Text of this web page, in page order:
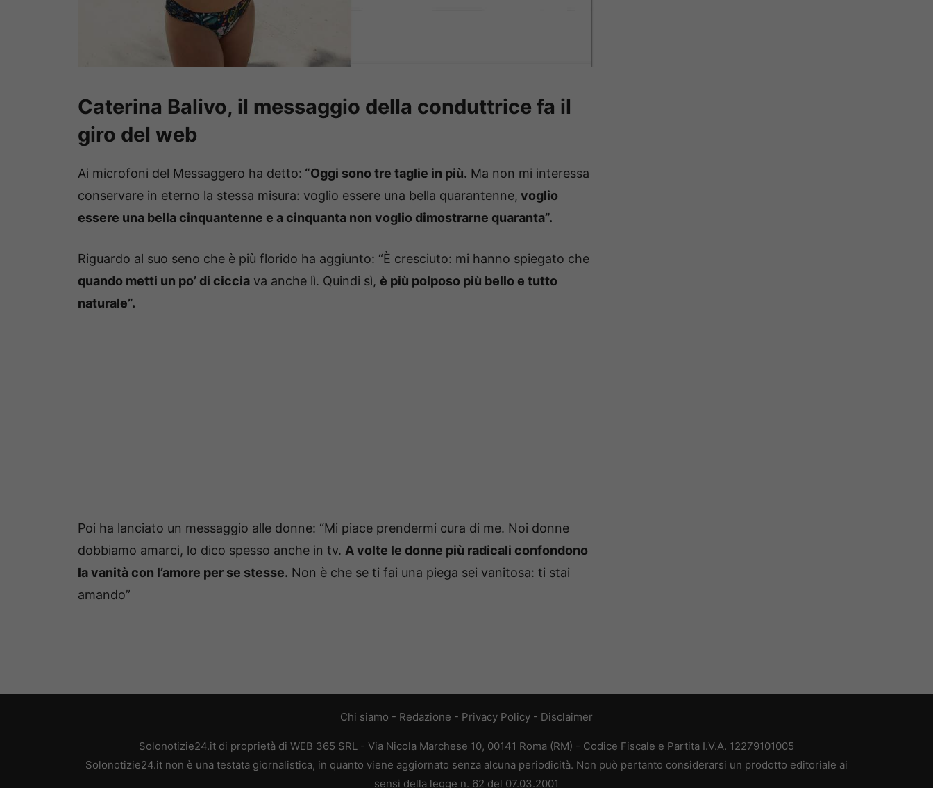
Caterina Balivo, il messaggio della conduttrice fa il
giro del web
Ai microfoni del Messaggero ha detto: “Oggi sono tre taglie in più. Ma non mi interessa
conservare in eterno la stessa misura: voglio essere una bella quarantenne, voglio
essere una bella cinquantenne e a cinquanta non voglio dimostrarne quaranta”.
Riguardo al suo seno che è più florido ha aggiunto: “È cresciuto: mi hanno spiegato che
quando metti un po’ di ciccia va anche lì. Quindi sì, è più polposo più bello e tutto
naturale”.
Poi ha lanciato un messaggio alle donne: “Mi piace prendermi cura di me. Noi donne
dobbiamo amarci, lo dico spesso anche in tv. A volte le donne più radicali confondono
la vanità con l’amore per se stesse. Non è che se ti fai una piega sei vanitosa: ti stai
amando”
Chi siamo - Redazione - Privacy Policy - Disclaimer
Solonotizie24.it di proprietà di WEB 365 SRL - Via Nicola Marchese 10, 00141 Roma (RM) - Codice Fiscale e Partita I.V.A. 12279101005
Solonotizie24.it non è una testata giornalistica, in quanto viene aggiornato senza alcuna periodicità. Non può pertanto considerarsi un prodotto editoriale ai
sensi della legge n. 62 del 07.03.2001